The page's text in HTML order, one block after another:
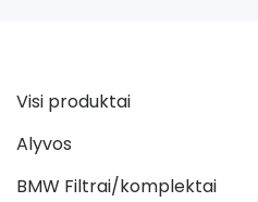
Visi produktai
Alyvos
BMW Filtrai/komplektai